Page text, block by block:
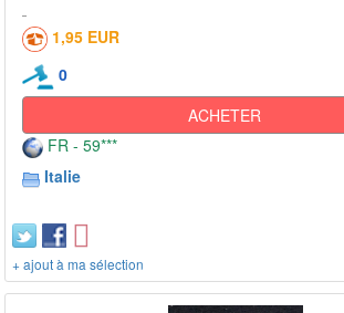
1,95 EUR
0
ACHETER
FR - 59***
Italie
+ ajout à ma sélection